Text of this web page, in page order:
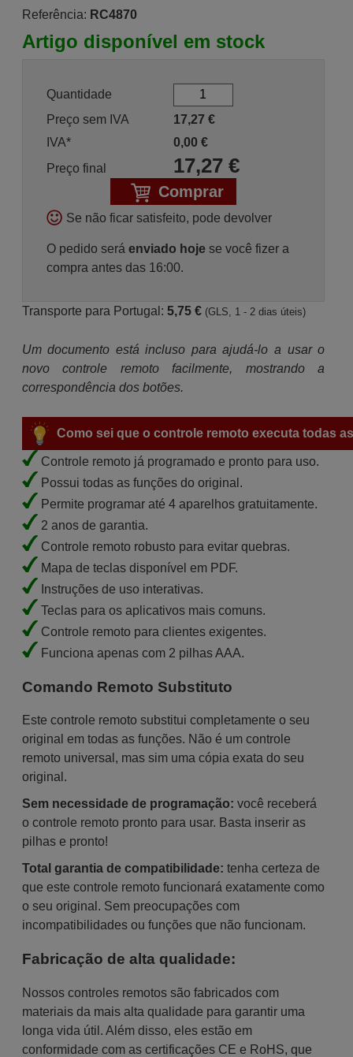
Referência: RC4870
Artigo disponível em stock
Quantidade
Preço sem IVA
17,27 €
IVA*
0,00 €
Preço final
17,27€
Comprar
Se não ficar satisfeito, pode devolver
O pedido será enviado hojese você fizer a
compra antes das 16:00.
Transporte para Portugal: 5,75 € (GLS, 1 - 2 dias úteis)
Um documento está incluso para ajudá-lo a usar o
novo controle remoto facilmente, mostrando a
correspondência dos botões.
Como sei que o controle remoto executa todas
Controle remoto já programado e pronto para uso.
Possui todas as funções do original.
Permite programar até 4 aparelhos gratuitamente.
2 anos de garantia.
Controle remoto robusto para evitar quebras.
Mapa de teclas disponível em PDF.
Instruções de uso interativas.
Teclas para os aplicativos mais comuns.
Controle remoto para clientes exigentes.
Funciona apenas com 2 pilhas AAA.
Comando Remoto Substituto
Este controle remoto substitui completamente o seu
original em todas as funções. Não é um controle
remoto universal, mas sim uma cópia exata do seu
original.
Sem necessidade de programação: você receberá
o controle remoto pronto para usar. Basta inserir as
pilhas e pronto!
Total garantia de compatibilidade: tenha certeza de
que este controle remoto funcionará exatamente como
o seu original. Sem preocupações com
incompatibilidades ou funções que não funcionam.
Fabricação de alta qualidade:
Nossos controles remotos são fabricados com
materiais da mais alta qualidade para garantir uma
longa vida útil. Além disso, eles estão em
conformidade com as certificações CE e RoHS, que